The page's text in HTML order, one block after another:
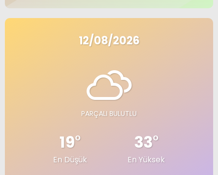
12/08/2026
PARÇALI BULUTLU
19°
En Düşük
33°
En Yüksek